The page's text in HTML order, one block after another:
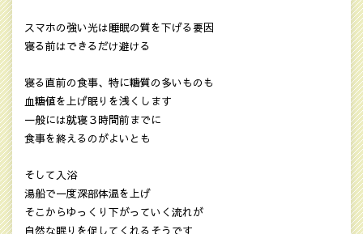
スマホの強い光は睡眠の質を下げる要因
寝る前はできるだけ避ける
寝る直前の食事、特に糖質の多いものも
血糖値を上げ眠りを浅くします
一般には就寝３時間前までに
食事を終えるのがよいとも
そして入浴
湯船で一度深部体温を上げ
そこからゆっくり下がっていく流れが
自然な眠りを促してくれるそうです